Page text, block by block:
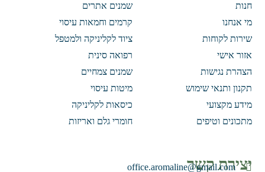
חנות
מי אנחנו
שירות לקוחות
אזור אישי
הצהרת נגישות
תקנון ותנאי שימוש
מידע מקצועי
מתכונים וטיפים
שמנים אתרים
קרמים וחמאות עיסוי
ציוד לקליניקה ולמטפל
רפואה סינית
שמנים צמחיים
מיטות עיסוי
כיסאות לקליניקה
חומרי גלם ואריזות
יצירת קשר
office.aromaline@gmail.com